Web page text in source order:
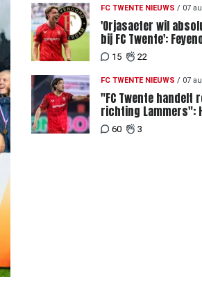
FC TWENTE NIEUWS / 07
'Orjasaeter wil
bij FC Twente':
achter recordbod
15 22
FC TWENTE NIEUWS / 07
"FC Twente handelt
richting Lammers":
discussie rondom
derde spits
60 3